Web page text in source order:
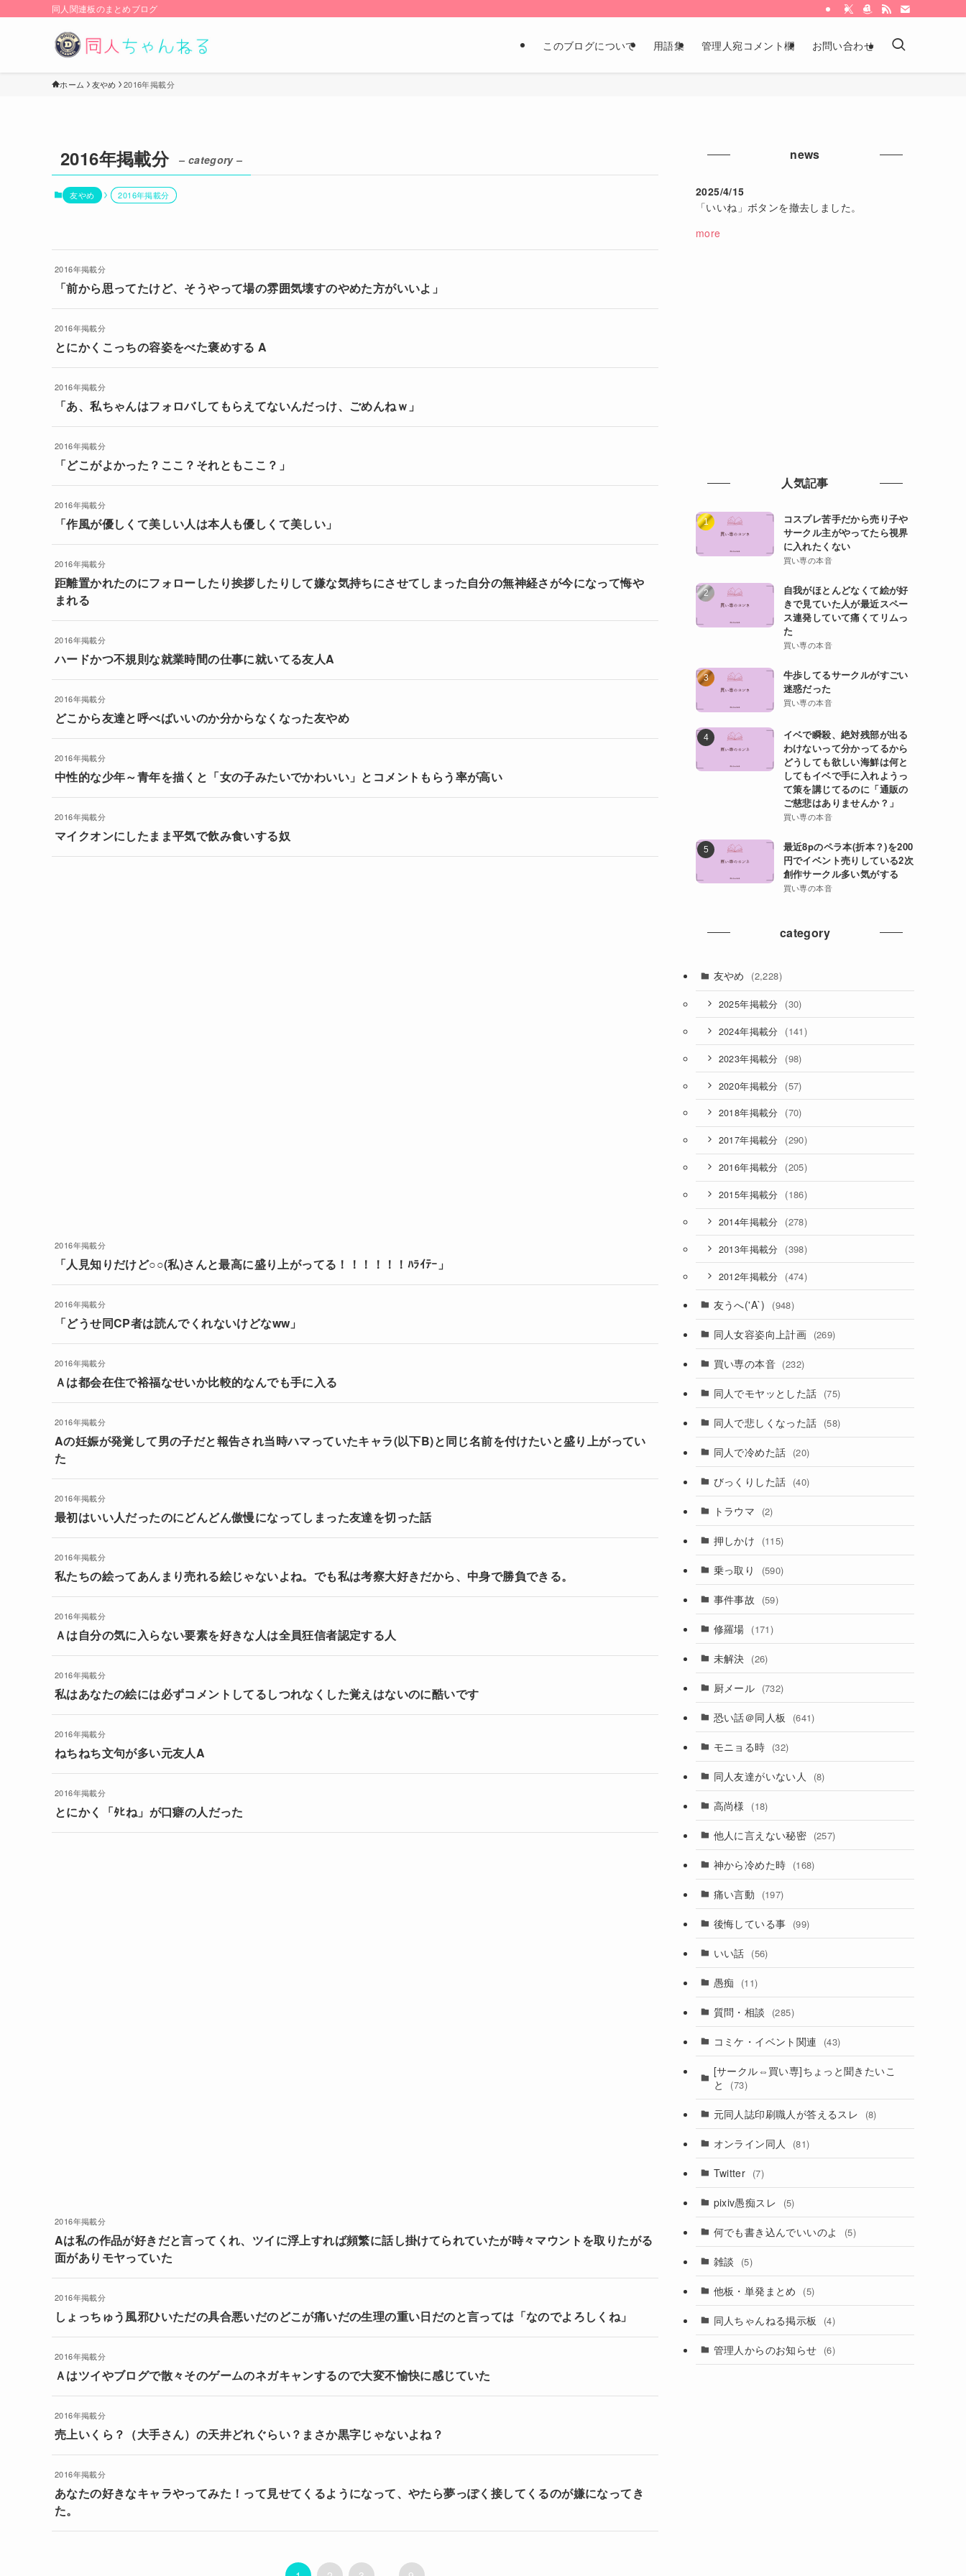
同人関連板のまとめブログ
このブログについて 用語集 管理人宛コメント欄 お問い合わせ
ホーム 友やめ 2016年掲載分
2016年掲載分 – category –
友やめ 2016年掲載分
2016年掲載分
「前から思ってたけど、そうやって場の雰囲気壊すのやめた方がいいよ」
2016年掲載分
とにかくこっちの容姿をべた褒めする A
2016年掲載分
「あ、私ちゃんはフォロバしてもらえてないんだっけ、ごめんねｗ」
2016年掲載分
「どこがよかった？ここ？それともここ？」
2016年掲載分
「作風が優しくて美しい人は本人も優しくて美しい」
2016年掲載分
距離置かれたのにフォローしたり挨拶したりして嫌な気持ちにさせてしまった自分の無神経さが今になって悔や
まれる
2016年掲載分
ハードかつ不規則な就業時間の仕事に就いてる友人A
2016年掲載分
どこから友達と呼べばいいのか分からなくなった友やめ
2016年掲載分
中性的な少年～青年を描くと「女の子みたいでかわいい」とコメントもらう率が高い
2016年掲載分
マイクオンにしたまま平気で飲み食いする奴
2016年掲載分
「人見知りだけど○○(私)さんと最高に盛り上がってる！！！！！！ﾊﾗｲﾃｰ」
2016年掲載分
「どうせ同CP者は読んでくれないけどなww」
2016年掲載分
Ａは都会在住で裕福なせいか比較的なんでも手に入る
2016年掲載分
Aの妊娠が発覚して男の子だと報告され当時ハマっていたキャラ(以下B)と同じ名前を付けたいと盛り上がってい
た
2016年掲載分
最初はいい人だったのにどんどん傲慢になってしまった友達を切った話
2016年掲載分
私たちの絵ってあんまり売れる絵じゃないよね。でも私は考察大好きだから、中身で勝負できる。
2016年掲載分
Ａは自分の気に入らない要素を好きな人は全員狂信者認定する人
2016年掲載分
私はあなたの絵には必ずコメントしてるしつれなくした覚えはないのに酷いです
2016年掲載分
ねちねち文句が多い元友人A
2016年掲載分
とにかく「ﾀﾋね」が口癖の人だった
2016年掲載分
Aは私の作品が好きだと言ってくれ、ツイに浮上すれば頻繁に話し掛けてられていたが時々マウントを取りたがる
面がありモヤっていた
2016年掲載分
しょっちゅう風邪ひいただの具合悪いだのどこが痛いだの生理の重い日だのと言っては「なのでよろしくね」
2016年掲載分
Ａはツイやブログで散々そのゲームのネガキャンするので大変不愉快に感じていた
2016年掲載分
売上いくら？（大手さん）の天井どれぐらい？まさか黒字じゃないよね？
2016年掲載分
あなたの好きなキャラやってみた！って見せてくるようになって、やたら夢っぽく接してくるのが嫌になってき
た。
news
2025/4/15
「いいね」ボタンを撤去しました。
more
人気記事
コスプレ苦手だから売り子や
サークル主がやってたら視界
に入れたくない
買い専の本音
自我がほとんどなくて絵が好
きで見ていた人が最近スペー
ス連発していて痛くてリムっ
た
買い専の本音
牛歩してるサークルがすごい
迷惑だった
買い専の本音
イベで瞬殺、絶対残部が出る
わけないって分かってるから
どうしても欲しい海鮮は何と
してもイベで手に入れようっ
て策を講じてるのに「通販の
ご慈悲はありませんか？」
買い専の本音
最近8pのペラ本(折本？)を200
円でイベント売りしている2次
創作サークル多い気がする
買い専の本音
category
友やめ (2,228)
2025年掲載分 (30)
2024年掲載分 (141)
2023年掲載分 (98)
2020年掲載分 (57)
2018年掲載分 (70)
2017年掲載分 (290)
2016年掲載分 (205)
2015年掲載分 (186)
2014年掲載分 (278)
2013年掲載分 (398)
2012年掲載分 (474)
友うへ('A`) (948)
同人女容姿向上計画 (269)
買い専の本音 (232)
同人でモヤッとした話 (75)
同人で悲しくなった話 (58)
同人で冷めた話 (20)
びっくりした話 (40)
トラウマ (2)
押しかけ (115)
乗っ取り (590)
事件事故 (59)
修羅場 (171)
未解決 (26)
厨メール (732)
恐い話＠同人板 (641)
モニョる時 (32)
同人友達がいない人 (8)
高尚様 (18)
他人に言えない秘密 (257)
神から冷めた時 (168)
痛い言動 (197)
後悔している事 (99)
いい話 (56)
愚痴 (11)
質問・相談 (285)
コミケ・イベント関連 (43)
[サークル⇔買い専]ちょっと聞きたいこ
と
(73)
元同人誌印刷職人が答えるスレ (8)
オンライン同人 (81)
Twitter (7)
pixiv愚痴スレ (5)
何でも書き込んでいいのよ (5)
雑談 (5)
他板・単発まとめ (5)
同人ちゃんねる掲示板 (4)
管理人からのお知らせ (6)